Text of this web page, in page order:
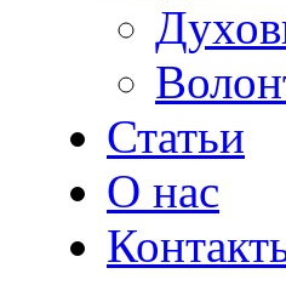
Статьи
О нас